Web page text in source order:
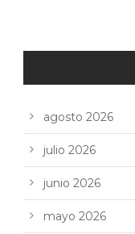
agosto 2026
julio 2026
junio 2026
mayo 2026